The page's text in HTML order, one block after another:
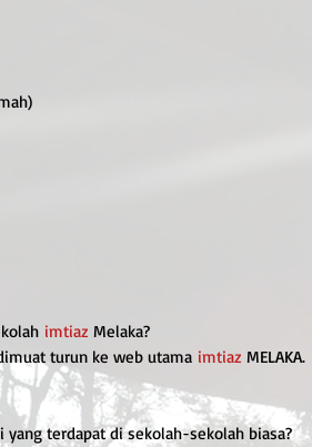
imtiaz Melaka?
turun ke web utama imtiaz MELAKA.
yang terdapat di sekolah-sekolah biasa?